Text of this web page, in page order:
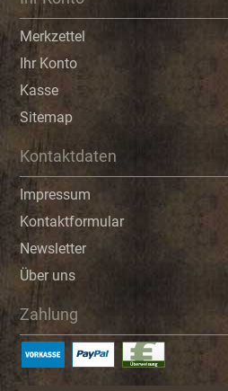
Merkzettel
Ihr Konto
Kasse
Sitemap
Kontaktdaten
Impressum
Kontaktformular
Newsletter
Über uns
Zahlung